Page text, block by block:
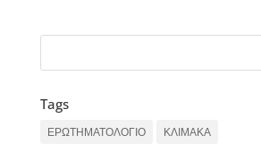
Tags
ΕΡΩΤΗΜΑΤΟΛΟΓΙΟ ΚΛΙΜΑΚΑ